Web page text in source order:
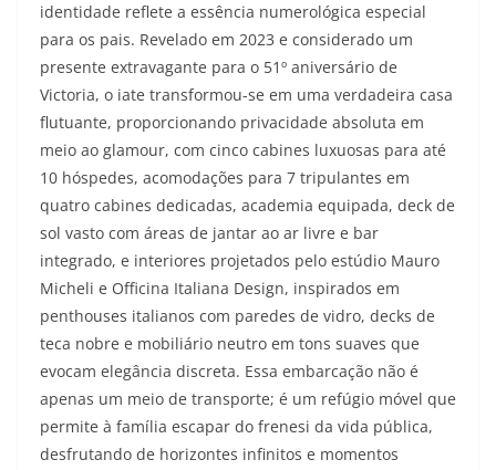
identidade reflete a essência numerológica especial
para os pais. Revelado em 2023 e considerado um
presente extravagante para o 51º aniversário de
Victoria, o iate transformou-se em uma verdadeira casa
flutuante, proporcionando privacidade absoluta em
meio ao glamour, com cinco cabines luxuosas para até
10 hóspedes, acomodações para 7 tripulantes em
quatro cabines dedicadas, academia equipada, deck de
sol vasto com áreas de jantar ao ar livre e bar
integrado, e interiores projetados pelo estúdio Mauro
Micheli e Officina Italiana Design, inspirados em
penthouses italianos com paredes de vidro, decks de
teca nobre e mobiliário neutro em tons suaves que
evocam elegância discreta. Essa embarcação não é
apenas um meio de transporte; é um refúgio móvel que
permite à família escapar do frenesi da vida pública,
desfrutando de horizontes infinitos e momentos